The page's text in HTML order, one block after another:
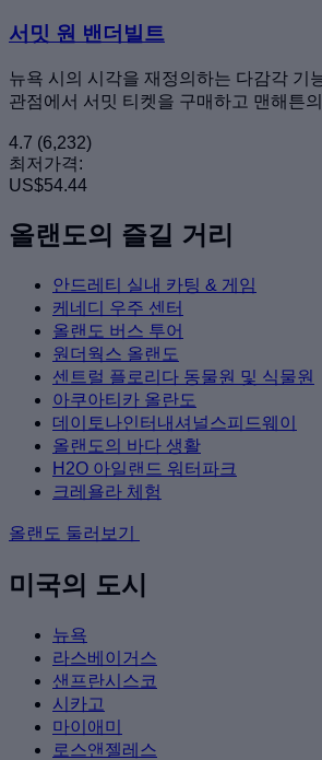
서밋 원 밴더빌트
뉴욕 시의 시각을 재정의하는 다감각 기
관점에서 서밋 티켓을 구매하고 맨해튼
4.7 (6,232)
최저가격:
US$54.44
올랜도의 즐길 거리
안드레티 실내 카팅 & 게임
케네디 우주 센터
올랜도 버스 투어
원더웍스 올랜도
센트럴 플로리다 동물원 및 식물원
아쿠아티카 올란도
데이토나인터내셔널스피드웨이
올랜도의 바다 생활
H2O 아일랜드 워터파크
크레욜라 체험
올랜도 둘러보기
미국의 도시
뉴욕
라스베이거스
샌프란시스코
시카고
마이애미
로스앤젤레스